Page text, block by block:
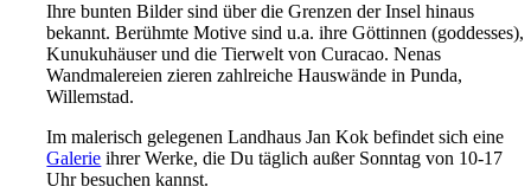
Ihre bunten Bilder sind über die Grenzen der Insel hinaus
bekannt. Berühmte Motive sind u.a. ihre Göttinnen (goddesses),
Kunukuhäuser und die Tierwelt von Curacao. Nenas
Wandmalereien zieren zahlreiche Hauswände in Punda,
Willemstad.
Im malerisch gelegenen Landhaus Jan Kok befindet sich eine
Galerie ihrer Werke, die Du täglich außer Sonntag von 10-17
Uhr besuchen kannst.